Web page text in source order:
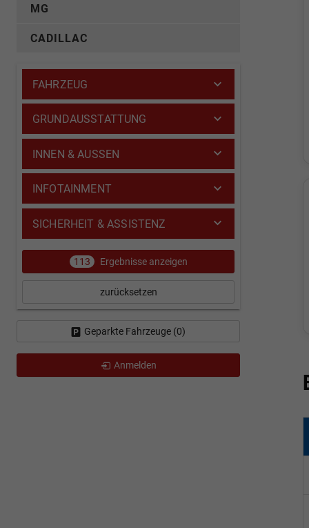
MG
CADILLAC
FAHRZEUG
GRUNDAUSSTATTUNG
INNEN & AUSSEN
INFOTAINMENT
SICHERHEIT & ASSISTENZ
113 Ergebnisse anzeigen
zurücksetzen
Geparkte Fahrzeuge (0)
Anmelden